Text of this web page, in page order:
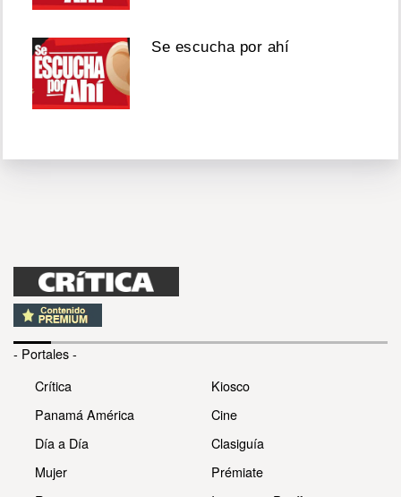
Se escucha por ahí
- Portales -
Crítica
Panamá América
Día a Día
Mujer
Kiosco
Cine
Clasiguía
Prémiate